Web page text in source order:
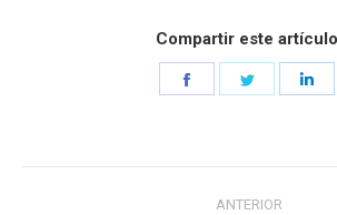
Compartir este
Share
ANTERIOR